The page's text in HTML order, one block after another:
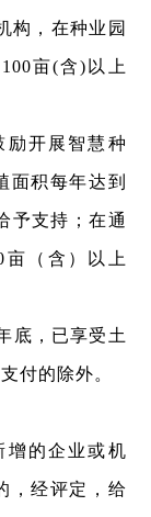
构，在种业园
亩(含)以上
励开展智慧种
面积每年达到
予支持；在通
（含）以上
底，已享受土
付的除外。
增的企业或机
，经评定，给